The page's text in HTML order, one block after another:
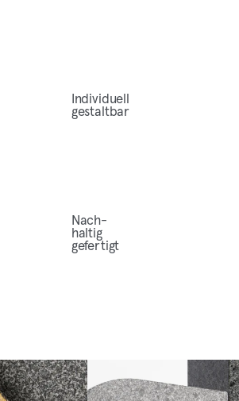
Indi­vi­du­ell
gestaltbar
Nach­
hal­tig
gefertigt